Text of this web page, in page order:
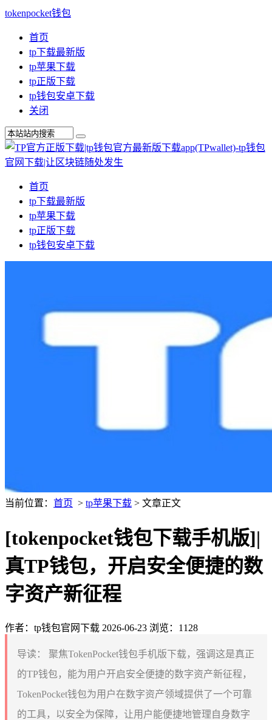
tokenpocket钱包
首页
tp下载最新版
tp苹果下载
tp正版下载
tp钱包安卓下载
关闭
首页
tp下载最新版
tp苹果下载
tp正版下载
tp钱包安卓下载
当前位置： 首页 > tp苹果下载 > 文章正文
[tokenpocket钱包下载手机版]|
真TP钱包，开启安全便捷的数
字资产新征程
作者：tp钱包官网下载 2026-06-23 浏览：1128
导读：
聚焦TokenPocket钱包手机版下载，强调这是真正
的TP钱包，能为用户开启安全便捷的数字资产新征程，
TokenPocket钱包为用户在数字资产领域提供了一个可靠
的工具，以安全为保障，让用户能便捷地管理自身数字